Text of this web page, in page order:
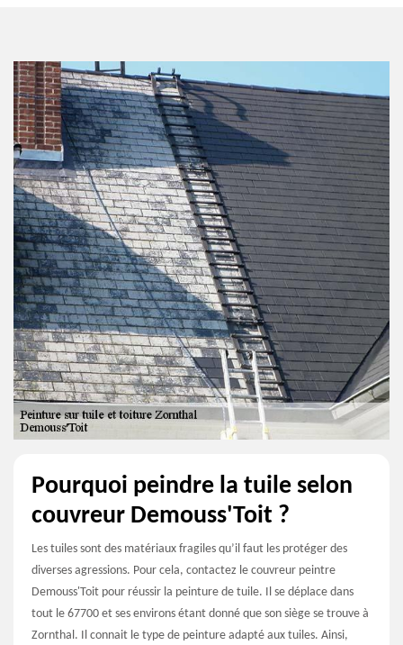
Pourquoi peindre la tuile selon
couvreur Demouss'Toit ?
Les tuiles sont des matériaux fragiles qu’il faut les protéger des
diverses agressions. Pour cela, contactez le couvreur peintre
Demouss'Toit pour réussir la peinture de tuile. Il se déplace dans
tout le 67700 et ses environs étant donné que son siège se trouve à
Zornthal. Il connait le type de peinture adapté aux tuiles. Ainsi,